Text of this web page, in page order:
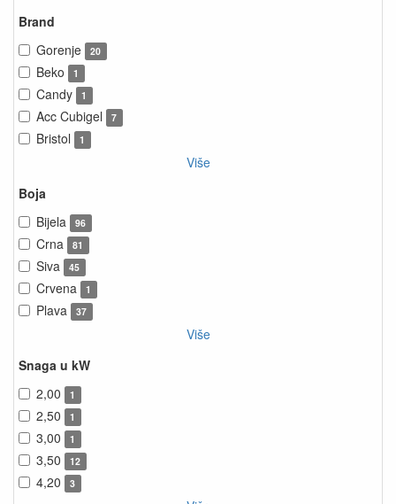
Brand
Gorenje
20
Beko 1
Candy 1
Acc Cubigel 7
Bristol 1
Više
Boja
Bijela
96
Crna 81
Siva 45
Crvena 1
Plava 37
Više
Snaga u kW
2,00
1
2,50 1
3,00 1
3,50 12
4,20 3